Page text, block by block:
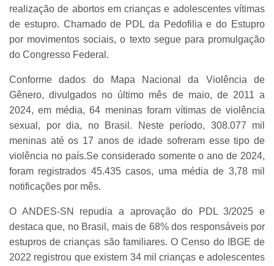
realização de abortos em crianças e adolescentes vítimas
de estupro. Chamado de PDL da Pedofilia e do Estupro
por movimentos sociais, o texto segue para promulgação
do Congresso Federal.
Conforme dados do Mapa Nacional da Violência de
Gênero, divulgados no último mês de maio, de 2011 a
2024, em média, 64 meninas foram vítimas de violência
sexual, por dia, no Brasil. Neste período, 308.077 mil
meninas até os 17 anos de idade sofreram esse tipo de
violência no país.Se considerado somente o ano de 2024,
foram registrados 45.435 casos, uma média de 3,78 mil
notificações por mês.
O ANDES-SN repudia a aprovação do PDL 3/2025 e
destaca que, no Brasil, mais de 68% dos responsáveis por
estupros de crianças são familiares. O Censo do IBGE de
2022 registrou que existem 34 mil crianças e adolescentes